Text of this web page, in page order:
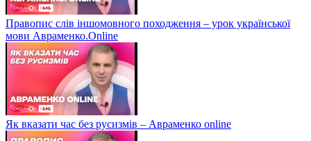
Правопис слів іншомовного походження – урок української
мови Авраменко.Online
Як вказати час без русизмів – Авраменко online